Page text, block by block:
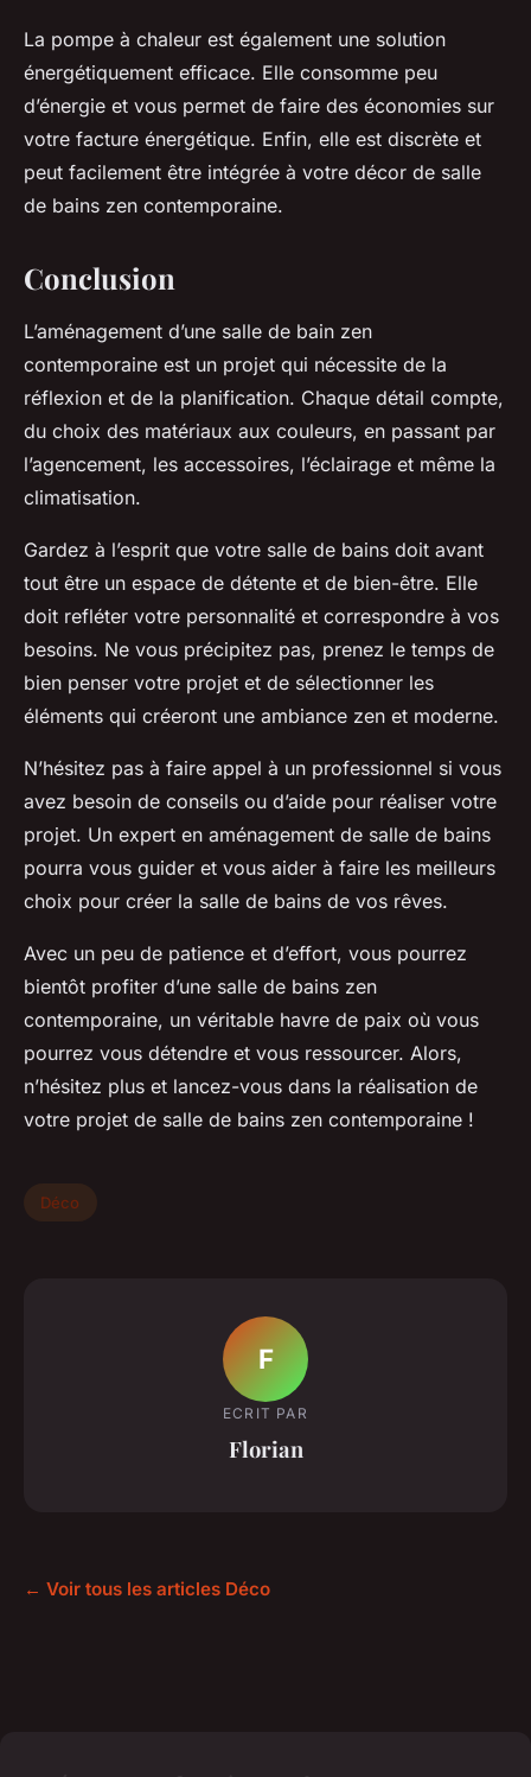
La pompe à chaleur est également une solution
énergétiquement efficace. Elle consomme peu
d’énergie et vous permet de faire des économies sur
votre facture énergétique. Enfin, elle est discrète et
peut facilement être intégrée à votre décor de salle
de bains zen contemporaine.
Conclusion
L’aménagement d’une salle de bain zen
contemporaine est un projet qui nécessite de la
réflexion et de la planification. Chaque détail compte,
du choix des matériaux aux couleurs, en passant par
l’agencement, les accessoires, l’éclairage et même la
climatisation.
Gardez à l’esprit que votre salle de bains doit avant
tout être un espace de détente et de bien-être. Elle
doit refléter votre personnalité et correspondre à vos
besoins. Ne vous précipitez pas, prenez le temps de
bien penser votre projet et de sélectionner les
éléments qui créeront une ambiance zen et moderne.
N’hésitez pas à faire appel à un professionnel si vous
avez besoin de conseils ou d’aide pour réaliser votre
projet. Un expert en aménagement de salle de bains
pourra vous guider et vous aider à faire les meilleurs
choix pour créer la salle de bains de vos rêves.
Avec un peu de patience et d’effort, vous pourrez
bientôt profiter d’une salle de bains zen
contemporaine, un véritable havre de paix où vous
pourrez vous détendre et vous ressourcer. Alors,
n’hésitez plus et lancez-vous dans la réalisation de
votre projet de salle de bains zen contemporaine !
Déco
F
ECRIT PAR
Florian
← Voir tous les articles Déco